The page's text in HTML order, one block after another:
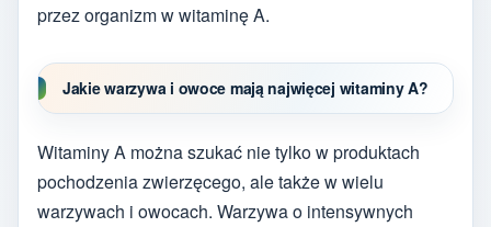
przez organizm w witaminę A.
Jakie warzywa i owoce mają najwięcej witaminy A?
Witaminy A można szukać nie tylko w produktach
pochodzenia zwierzęcego, ale także w wielu
warzywach i owocach. Warzywa o intensywnych